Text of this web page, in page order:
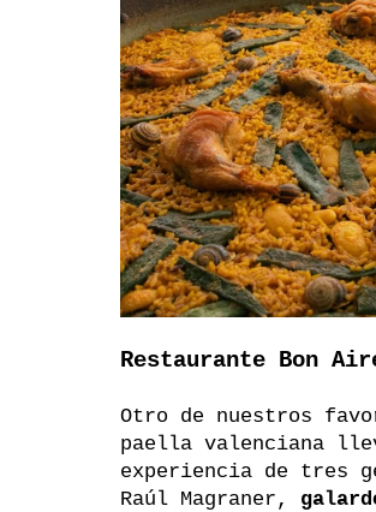
Restaurante Bon
Otro de nuestros
paella valenciana
experiencia de tres
Raúl Magraner,